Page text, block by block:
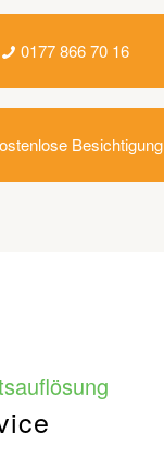
0177 866 70 16
Besichtigung